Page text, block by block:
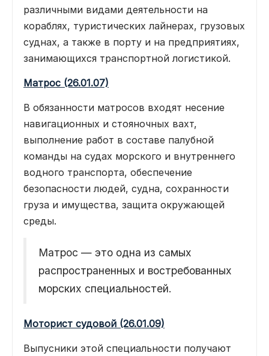
различными видами деятельности на
кораблях, туристических лайнерах, грузовых
суднах, а также в порту и на предприятиях,
занимающихся транспортной логистикой.
Матрос (26.01.07)
В обязанности матросов входят несение
навигационных и стояночных вахт,
выполнение работ в составе палубной
команды на судах морского и внутреннего
водного транспорта, обеспечение
безопасности людей, судна, сохранности
груза и имущества, защита окружающей
среды.
Матрос — это одна из самых
распространенных и востребованных
морских специальностей.
Моторист судовой (26.01.09)
Выпусники этой специальности получают